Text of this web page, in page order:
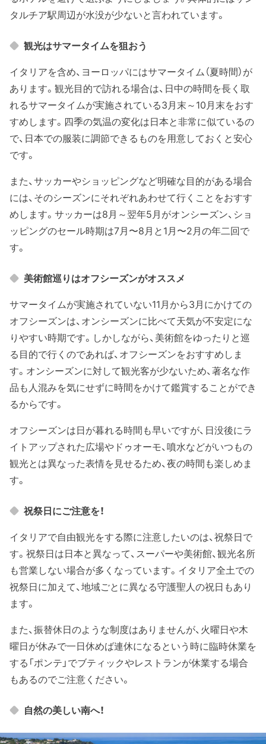
タルチア駅周辺が水没が少ないと言われています。
観光はサマータイムを狙おう
イタリアを含め、ヨーロッパにはサマータイム（夏時間）が
あります。観光目的で訪れる場合は、日中の時間を長く取
れるサマータイムが実施されている3月末～10月末をおす
すめします。四季の気温の変化は日本と非常に似ているの
で、日本での服装に調節できるものを用意しておくと安心
です。
また、サッカーやショッピングなど明確な目的がある場合
には、そのシーズンにそれぞれあわせて行くことをおすす
めします。サッカーは8月～翌年5月がオンシーズン、ショ
ッピングのセール時期は7月〜8月と1月〜2月の年二回で
す。
美術館巡りはオフシーズンがオススメ
サマータイムが実施されていない11月から3月にかけての
オフシーズンは、オンシーズンに比べて天気が不安定にな
りやすい時期です。しかしながら、美術館をゆったりと巡
る目的で行くのであれば、オフシーズンをおすすめしま
す。オンシーズンに対して観光客が少ないため、著名な作
品も人混みを気にせずに時間をかけて鑑賞することができ
るからです。
オフシーズンは日が暮れる時間も早いですが、日没後にラ
イトアップされた広場やドゥオーモ、噴水などがいつもの
観光とは異なった表情を見せるため、夜の時間も楽しめま
す。
祝祭日にご注意を！
イタリアで自由観光をする際に注意したいのは、祝祭日で
す。祝祭日は日本と異なって、スーパーや美術館、観光名所
も営業しない場合が多くなっています。イタリア全土での
祝祭日に加えて、地域ごとに異なる守護聖人の祝日もあり
ます。
また、振替休日のような制度はありませんが、火曜日や木
曜日が休みで一日休めば連休になるという時に臨時休業を
する「ポンテ」でブティックやレストランが休業する場合
もあるのでご注意ください。
自然の美しい南へ！